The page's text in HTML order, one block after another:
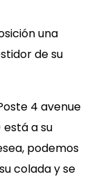
una
de su
4 avenue
a su
podemos
colada y se